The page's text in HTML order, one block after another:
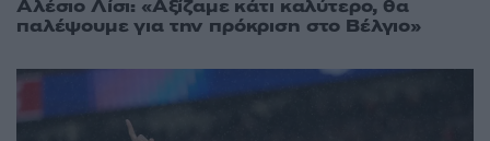
Αλέσιο Λίσι: «Αξίζαμε κάτι καλύτερο, θα
παλέψουμε για την πρόκριση στο Βέλγιο»